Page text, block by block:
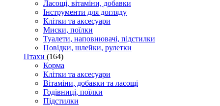
Ласощі, вітаміни, добавки
Інструменти для догляду
Клітки та аксесуари
Миски, поїлки
Туалети, наповнювачі, підстилки
Повідки, шлейки, рулетки
Птахи (164)
Корма
Клітки та аксесуари
Вітаміни, добавки та ласощі
Годівниці, поїлки
Підстилки